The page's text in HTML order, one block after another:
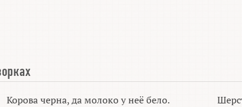
Корова черна, да молоко у неё бело.